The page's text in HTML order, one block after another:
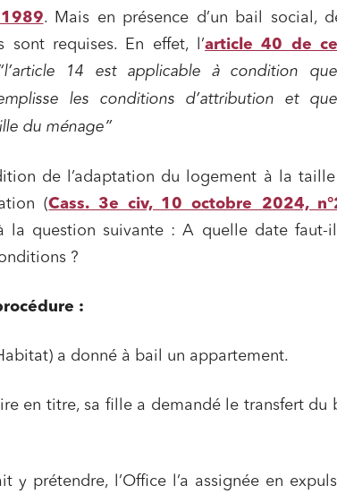
. Mais en présence d’un bail social,
sont requises. En effet, l’article 40 de
14 est applicable à condition
les conditions d’attribution et
du ménage”
de l’adaptation du logement à la
(Cass. 3e civ, 10 octobre 2024,
la question suivante : A quelle date faut-
?
:
a donné à bail un appartement.
en titre, sa fille a demandé le transfert du
y prétendre, l’Office l’a assignée en